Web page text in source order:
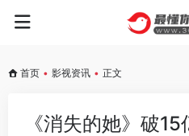
首页 • 影视资讯 • 正文
《消失的她》破